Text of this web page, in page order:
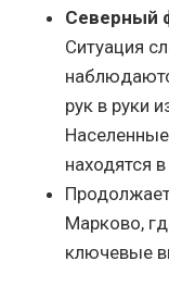
Северный
Ситуация
рук в руки
находятся
Марково,
ключевые